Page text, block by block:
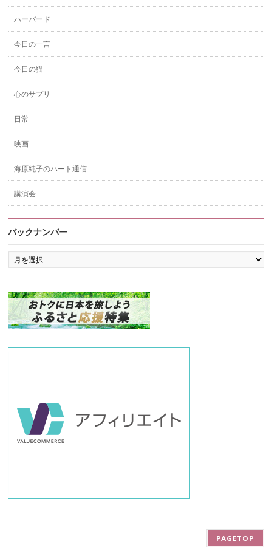
ハーバード
今日の一言
今日の猫
心のサプリ
日常
映画
海原純子のハート通信
講演会
バックナンバー
バ
ッ
ン
バ
ー
PAGETOP